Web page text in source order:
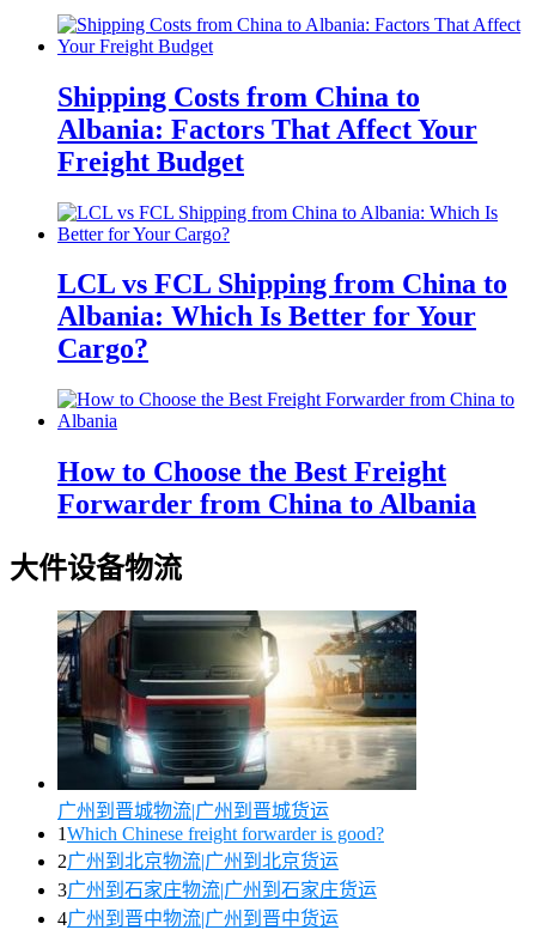
Shipping Costs from China to
Albania: Factors That Affect Your
Freight Budget
LCL vs FCL Shipping from China to
Albania: Which Is Better for Your
Cargo?
How to Choose the Best Freight
Forwarder from China to Albania
大件设备物流
广州到晋城物流|广州到晋城货运
1Which Chinese freight forwarder is good?
2广州到北京物流|广州到北京货运
3广州到石家庄物流|广州到石家庄货运
4广州到晋中物流|广州到晋中货运